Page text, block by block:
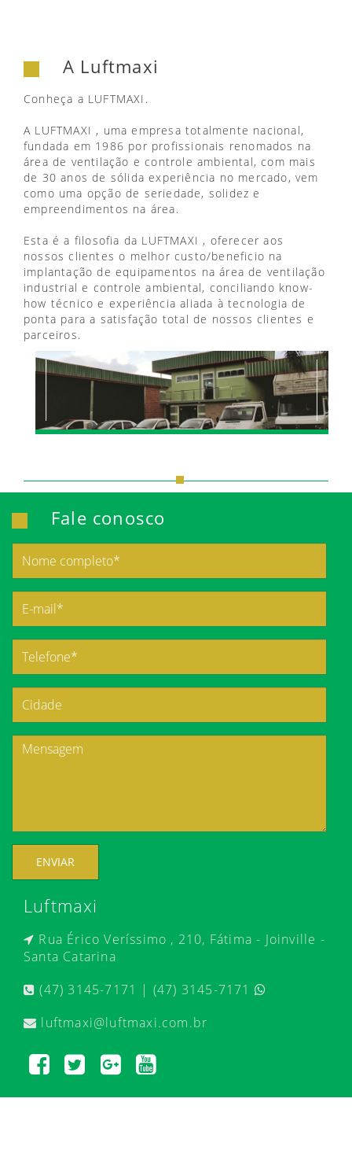
A Luftmaxi
Conheça a LUFTMAXI.
A LUFTMAXI , uma empresa totalmente nacional,
fundada em 1986 por profissionais renomados na
área de ventilação e controle ambiental, com mais
de 30 anos de sólida experiência no mercado, vem
como uma opção de seriedade, solidez e
empreendimentos na área.
Esta é a filosofia da LUFTMAXI , oferecer aos
nossos clientes o melhor custo/beneficio na
implantação de equipamentos na área de ventilação
industrial e controle ambiental, conciliando know-
how técnico e experiência aliada à tecnologia de
ponta para a satisfação total de nossos clientes e
parceiros.
Fale conosco
ENVIAR
Luftmaxi
Rua Érico Veríssimo , 210, Fátima - Joinville -
Santa Catarina
(47) 3145-7171 | (47) 3145-7171
luftmaxi@luftmaxi.com.br